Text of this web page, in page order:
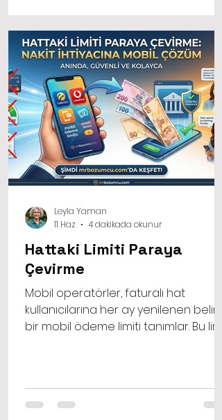
Hattaki Limiti Paraya
Çevirme
Mobil operatörler, faturalı hat
kullanıcılarına her ay yenilenen belirli
bir mobil ödeme limiti tanımlar. Bu limit,
anlaşmalı üye iş yerlerinden alışveriş
yapmak için kullanılır. Yapılan
Leyla Yaman
11 Haz
4 dakikada okunur